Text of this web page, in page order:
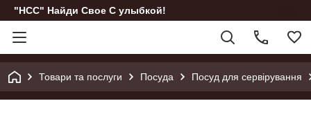
"НСС" Найди Свое С улыбкой!
Товари та послуги Посуда Посуд для сервірування